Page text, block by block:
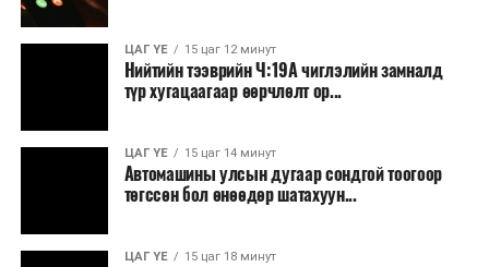
ЦАГ ҮЕ 15 цаг 12 минут
Нийтийн тээврийн Ч:19А чиглэлийн замналд
түр хугацаагаар өөрчлөлт ор...
ЦАГ ҮЕ 15 цаг 14 минут
Автомашины улсын дугаар сондгой тоогоор
төгссөн бол өнөөдөр шатахуун...
ЦАГ ҮЕ 15 цаг 18 минут